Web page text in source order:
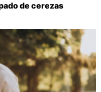
de cerezas